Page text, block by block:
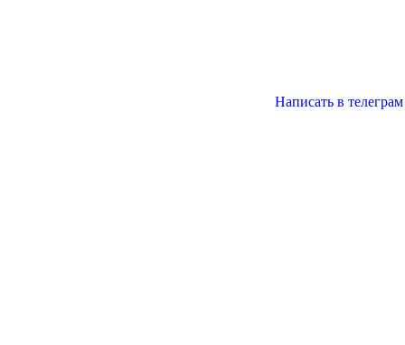
Написать в телеграм